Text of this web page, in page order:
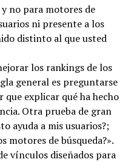
no para motores de
ni presente a los
distinto al que usted
los rankings de los
general es preguntarse
explicar qué ha hecho
Otra prueba de gran
ayuda a mis usuarios?;
motores de búsqueda?».
vínculos diseñados para